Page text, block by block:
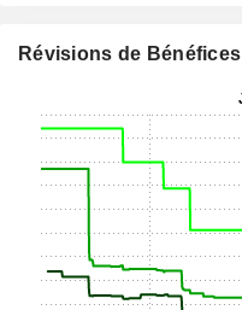
Révisions de Bénéfices